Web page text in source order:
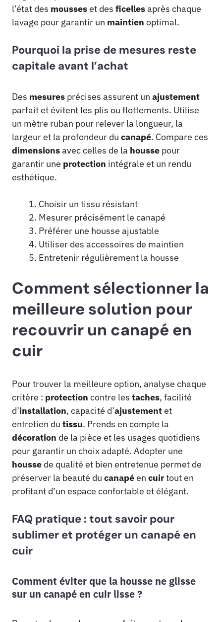
l’état des mousseset des ficellesaprès chaque
lavage pour garantir un maintien optimal.
Pourquoi la prise de mesures reste
capitale avant l’achat
Des mesures précises assurent un ajustement
parfait et évitent les plis ou flottements. Utilise
un mètre ruban pour relever la longueur, la
largeur et la profondeur du canapé. Compare ces
dimensionsavec celles de la housse pour
garantir une protection intégrale et un rendu
esthétique.
Choisir un tissu résistant
Mesurer précisément le canapé
Préférer une housse ajustable
Utiliser des accessoires de maintien
Entretenir régulièrement la housse
Comment sélectionner la
meilleure solution pour
recouvrir un canapé en
cuir
Pour trouver la meilleure option, analyse chaque
critère : protection contre les taches, facilité
d’installation, capacité d’ajustementet
entretien du tissu. Prends en compte la
décoration de la pièce et les usages quotidiens
pour garantir un choix adapté. Adopter une
housse de qualité et bien entretenue permet de
préserver la beauté du canapéen cuirtout en
profitant d’un espace confortable et élégant.
FAQ pratique : tout savoir pour
sublimer et protéger un canapé en
cuir
Comment éviter que la housse ne glisse
sur un canapé en cuir lisse ?